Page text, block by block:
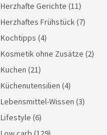
Herzhafte Gerichte (11)
Herzhaftes Frühstück(7)
Kochtipps (4)
Kosmetik ohne Zusätze (2)
Kuchen (21)
Küchenutensilien (4)
Lebensmittel-Wissen (3)
Lifestyle (6)